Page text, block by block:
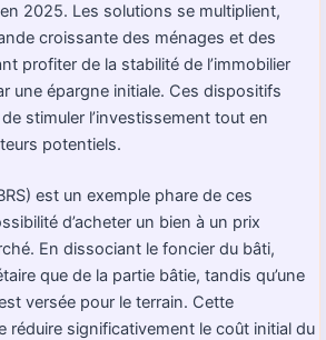
2025. Les solutions se multiplient,
croissante des ménages et des
profiter de la stabilité de l’immobilier
une épargne initiale. Ces dispositifs
stimuler l’investissement tout en
potentiels.
est un exemple phare de ces
d’acheter un bien à un prix
En dissociant le foncier du bâti,
que de la partie bâtie, tandis qu’une
versée pour le terrain. Cette
réduire significativement le coût initial du